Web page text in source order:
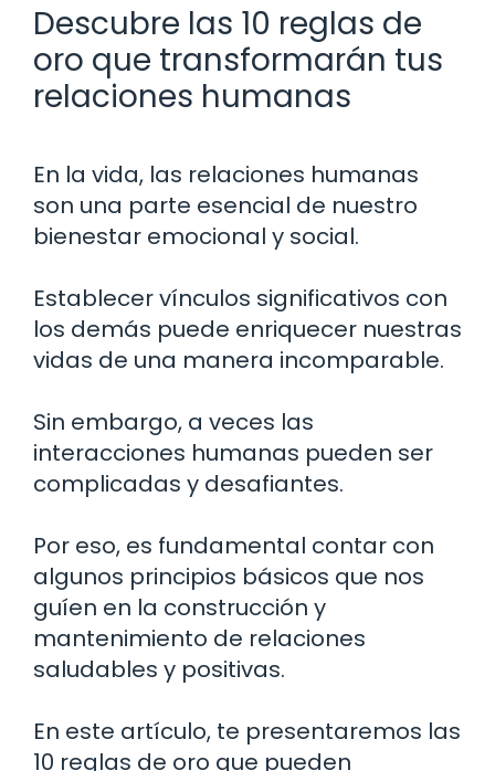
Descubre las 10 reglas de
oro que transformarán tus
relaciones humanas
En la vida, las relaciones humanas
son una parte esencial de nuestro
bienestar emocional y social.
Establecer vínculos significativos con
los demás puede enriquecer nuestras
vidas de una manera incomparable.
Sin embargo, a veces las
interacciones humanas pueden ser
complicadas y desafiantes.
Por eso, es fundamental contar con
algunos principios básicos que nos
guíen en la construcción y
mantenimiento de relaciones
saludables y positivas.
En este artículo, te presentaremos las
10 reglas de oro que pueden